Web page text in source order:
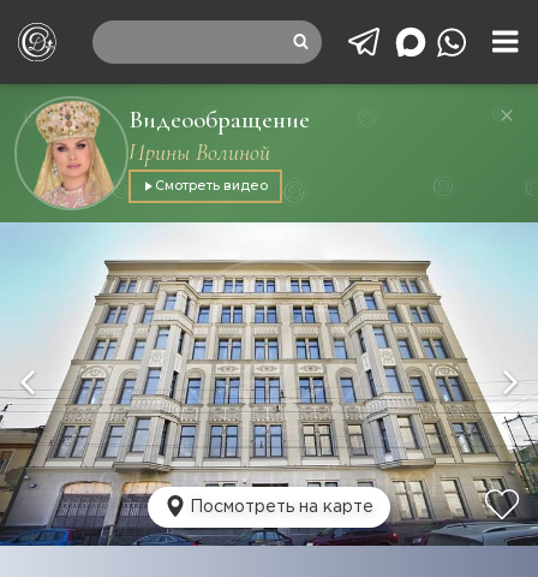
Видеообращение
Ирины Волиной
Смотреть видео
Посмотреть на карте